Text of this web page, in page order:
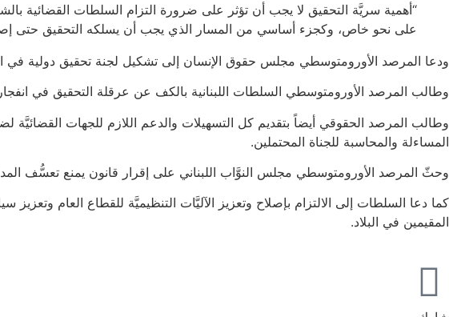
“أهمية سريَّة التحقيق لا يجب أن تؤثر على ضرورة التزام السلطات القضائية
على نحو خاص، وكجزء أساسي من المسار الذي يجب أن يسلكه التحقيق حتى
ودعا المرصد الأورومتوسطي مجلس حقوق الإنسان إلى تشكيل لجنة تحقيق دولية في
وطالب المرصد الأورومتوسطي السلطات اللبنانية بالكف عن عرقلة التحقيق في
وطالب المرصد الحقوقي أيضاً بتقديم كل التسهيلات والدعم اللازم للجهات القضائيَّة
المساءلة والمحاسبة للجناة المحتملين.
وحثّ المرصد الأورومتوسطي مجلس النوَّاب اللبناني على إقرار قانون يمنع تعسُّف
كما دعا السلطات إلى الالتزام بإصلاح وتعزيز الآليَّات التنظيميَّة للقطاع العام
المقيمين في البلاد.